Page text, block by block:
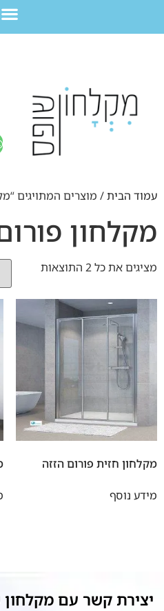
עמוד הבית/ מוצרים המתויגים
מקלחון
מציגים את כל ⁦2⁩ התוצאות
מקלחון חזית פורום הזזה
מידע נוסף
יצירת קשר עם